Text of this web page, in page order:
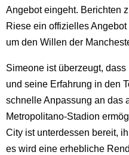
Angebot eingeht. Berichten
Riese ein offizielles
um den Willen der
Simeone ist überzeugt,
und seine Erfahrung in den
schnelle Anpassung an das
Metropolitano-Stadion
City ist unterdessen bereit,
es wird eine erhebliche